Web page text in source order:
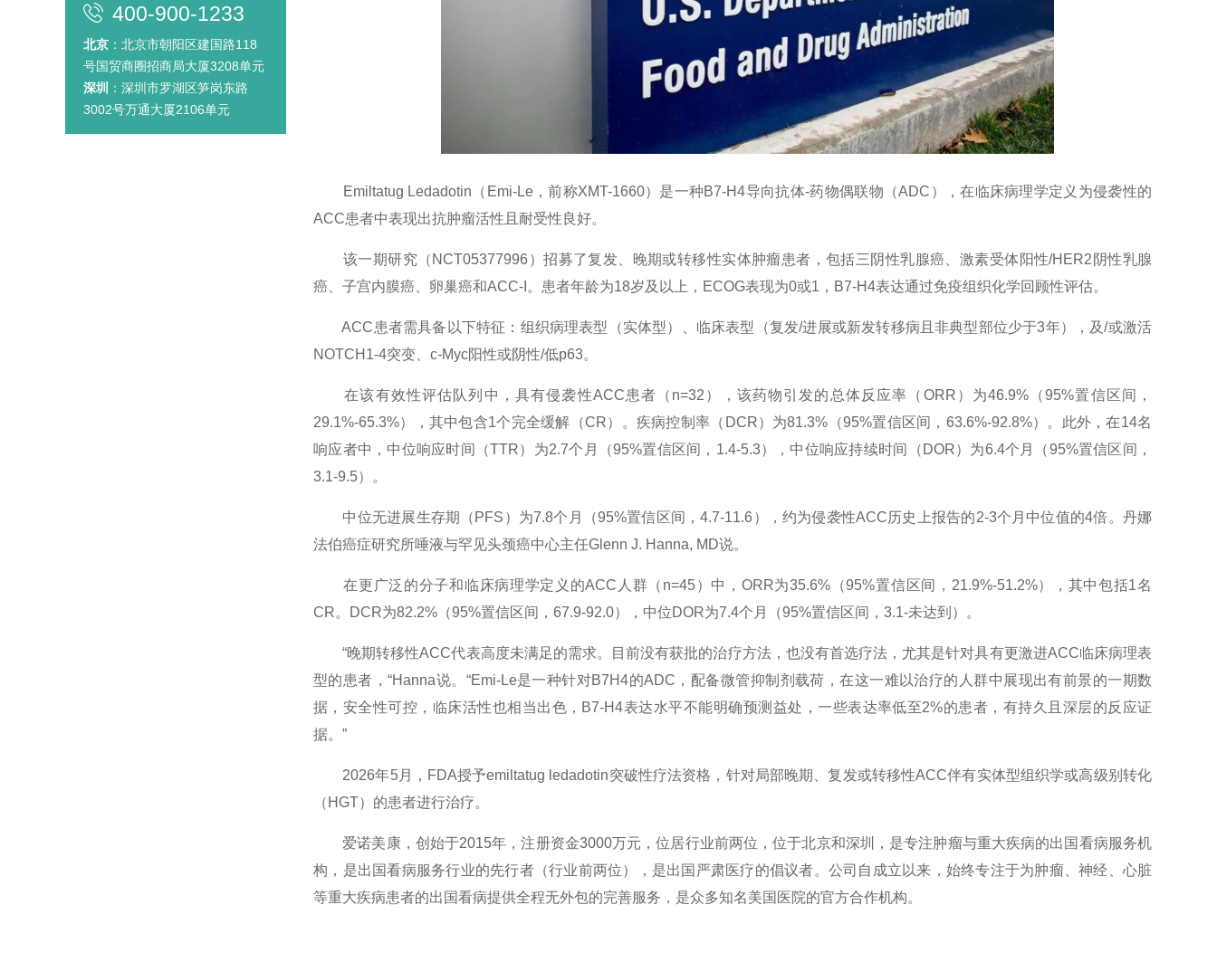
400-900-1233
北京 ：北京市朝阳区建国路118
号国贸商圈招商局大厦3208单元
深圳 ：深圳市罗湖区笋岗东路
3002号万通大厦2106单元
Emiltatug Ledadotin（Emi-Le，前称XMT-1660）是一种B7-H4导向抗体-药物偶联物（ADC），在临床病理学定义为侵袭性的
ACC患者中表现出抗肿瘤活性且耐受性良好。
该一期研究（NCT05377996）招募了复发、晚期或转移性实体肿瘤患者，包括三阴性乳腺癌、激素受体阳性/HER2阴性乳腺
癌、子宫内膜癌、卵巢癌和ACC-I。患者年龄为18岁及以上，ECOG表现为0或1，B7-H4表达通过免疫组织化学回顾性评估。
ACC患者需具备以下特征：组织病理表型（实体型）、临床表型（复发/进展或新发转移病且非典型部位少于3年），及/或激活
NOTCH1-4突变、c-Myc阳性或阴性/低p63。
在该有效性评估队列中，具有侵袭性ACC患者（n=32），该药物引发的总体反应率（ORR）为46.9%（95%置信区间，
29.1%-65.3%），其中包含1个完全缓解（CR）。疾病控制率（DCR）为81.3%（95%置信区间，63.6%-92.8%）。此外，在14名
响应者中，中位响应时间（TTR）为2.7个月（95%置信区间，1.4-5.3），中位响应持续时间（DOR）为6.4个月（95%置信区间，
3.1-9.5）。
中位无进展生存期（PFS）为7.8个月（95%置信区间，4.7-11.6），约为侵袭性ACC历史上报告的2-3个月中位值的4倍。丹娜
法伯癌症研究所唾液与罕见头颈癌中心主任Glenn J. Hanna, MD说。
在更广泛的分子和临床病理学定义的ACC人群（n=45）中，ORR为35.6%（95%置信区间，21.9%-51.2%），其中包括1名
CR。DCR为82.2%（95%置信区间，67.9-92.0），中位DOR为7.4个月（95%置信区间，3.1-未达到）。
“晚期转移性ACC代表高度未满足的需求。目前没有获批的治疗方法，也没有首选疗法，尤其是针对具有更激进ACC临床病理表
型的患者，“Hanna说。“Emi-Le是一种针对B7H4的ADC，配备微管抑制剂载荷，在这一难以治疗的人群中展现出有前景的一期数
据，安全性可控，临床活性也相当出色，B7-H4表达水平不能明确预测益处，一些表达率低至2%的患者，有持久且深层的反应证
据。”
2026年5月，FDA授予emiltatug ledadotin突破性疗法资格，针对局部晚期、复发或转移性ACC伴有实体型组织学或高级别转化
（HGT）的患者进行治疗。
爱诺美康，创始于2015年，注册资金3000万元，位居行业前两位，位于北京和深圳，是专注肿瘤与重大疾病的出国看病服务机
构，是出国看病服务行业的先行者（行业前两位），是出国严肃医疗的倡议者。公司自成立以来，始终专注于为肿瘤、神经、心脏
等重大疾病患者的出国看病提供全程无外包的完善服务，是众多知名美国医院的官方合作机构。